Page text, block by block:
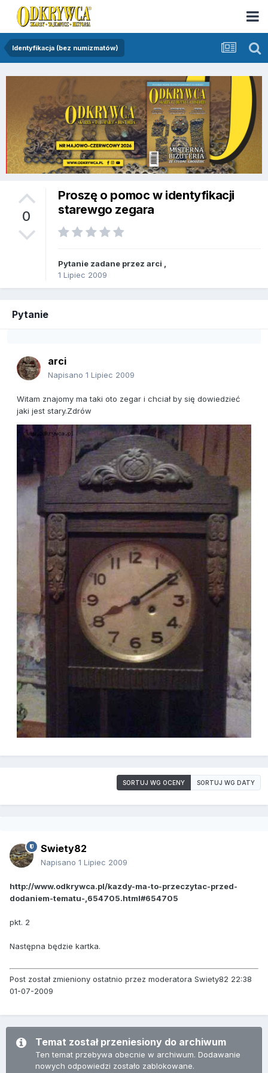
Identyfikacja (bez numizmatów)
0
Proszę o pomoc w identyfikacji
starewgo zegara
Pytanie zadane przez arci
1 Lipiec 2009
Pytanie
arci
Napisano 1 Lipiec 2009
Witam znajomy ma taki oto zegar i chciał by się dowiedzieć
jaki jest stary.Zdrów
SORTUJ WG OCENY SORTUJ WG DATY
Swiety82
Napisano 1 Lipiec 2009
http://www.odkrywca.pl/kazdy-ma-to-przeczytac-przed-
dodaniem-tematu-,654705.html#654705
pkt. 2
Następna będzie kartka.
Post został zmieniony ostatnio przez moderatora Swiety82 22:38
01-07-2009
Temat został przeniesiony do archiwum
Ten temat przebywa obecnie w archiwum. Dodawanie
nowych odpowiedzi zostało zablokowane.